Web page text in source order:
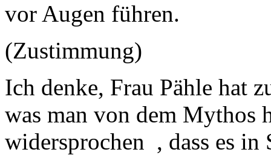
vor Augen führen.
(Zustimmung)
Ich denke, Frau Pähle hat
was man von dem Mythos
widersprochen , dass es in